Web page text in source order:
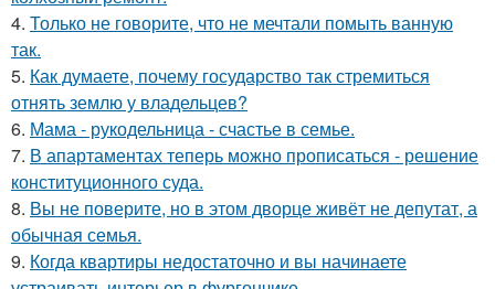
4. Только не говорите, что не мечтали помыть ванную
так.
5. Как думаете, почему государство так стремиться
отнять землю у владельцев?
6. Мама - рукодельница - счастье в семье.
7. В апартаментах теперь можно прописаться - решение
конституционного суда.
8. Вы не поверите, но в этом дворце живёт не депутат, а
обычная семья.
9. Когда квартиры недостаточно и вы начинаете